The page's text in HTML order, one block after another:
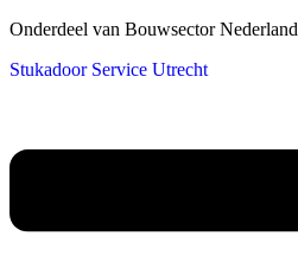
Onderdeel van Bouwsector Nederland
Stukadoor Service Utrecht